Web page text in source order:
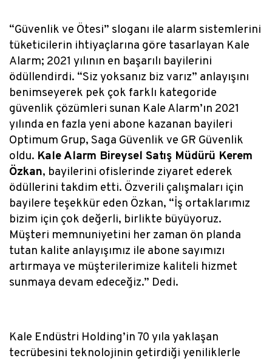
“Güvenlik ve Ötesi” sloganı ile alarm sistemlerini
tüketicilerin ihtiyaçlarına göre tasarlayan Kale
Alarm; 2021 yılının en başarılı bayilerini
ödüllendirdi. “Siz yoksanız biz varız” anlayışını
benimseyerek pek çok farklı kategoride
güvenlik çözümleri sunan Kale Alarm’ın 2021
yılında en fazla yeni abone kazanan bayileri
Optimum Grup, Saga Güvenlik ve GR Güvenlik
oldu. Kale Alarm Bireysel Satış Müdürü Kerem
Özkan, bayilerini ofislerinde ziyaret ederek
ödüllerini takdim etti. Özverili çalışmaları için
bayilere teşekkür eden Özkan, “İş ortaklarımız
bizim için çok değerli, birlikte büyüyoruz.
Müşteri memnuniyetini her zaman ön planda
tutan kalite anlayışımız ile abone sayımızı
artırmaya ve müşterilerimize kaliteli hizmet
sunmaya devam edeceğiz.” Dedi.
Kale Endüstri Holding’in 70 yıla yaklaşan
tecrübesini teknolojinin getirdiği yeniliklerle